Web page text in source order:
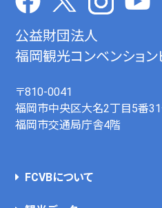
公益財団法人
福岡観光コンベンション
〒810-0041
福岡市中央区大名2丁目5番
福岡市交通局庁舎4階
FCVBについて